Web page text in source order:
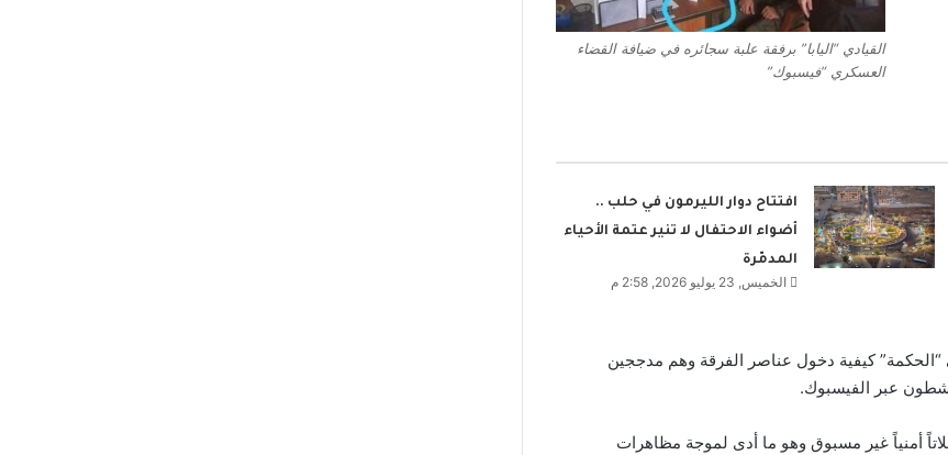
القيادي “اليابا” برفقة علبة سجائره في ضيافة القضاء
العسكري “فيسبوك”
افتتاح دوار الليرمون في حلب ..
أضواء الاحتفال لا تنير عتمة الأحياء
المدمّرة
الخميس, 23 يوليو 2026, 2:58 م
كيفية دخول عناصر الفرقة وهم مدججين
عبر الفيسبوك.
أمنياً غير مسبوق وهو ما أدى لموجة مظاهرات